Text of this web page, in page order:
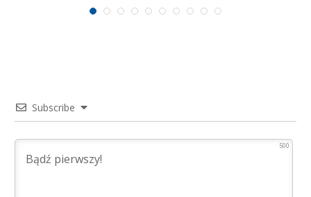
Subscribe
500